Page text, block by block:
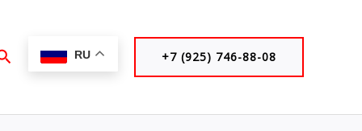
RU +7 (925) 746-88-08